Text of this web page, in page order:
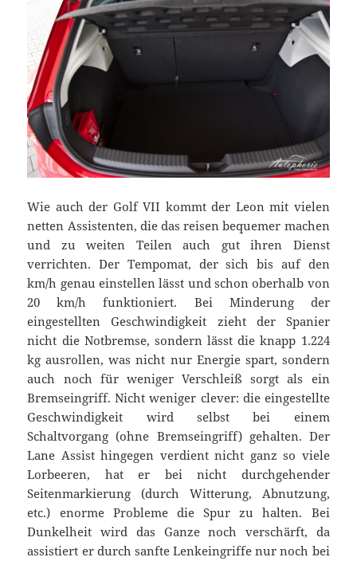
Wie auch der Golf VII kommt der Leon mit vielen
netten Assistenten, die das reisen bequemer machen
und zu weiten Teilen auch gut ihren Dienst
verrichten. Der Tempomat, der sich bis auf den
km/h genau einstellen lässt und schon oberhalb von
20 km/h funktioniert. Bei Minderung der
eingestellten Geschwindigkeit zieht der Spanier
nicht die Notbremse, sondern lässt die knapp 1.224
kg ausrollen, was nicht nur Energie spart, sondern
auch noch für weniger Verschleiß sorgt als ein
Bremseingriff. Nicht weniger clever: die eingestellte
Geschwindigkeit wird selbst bei einem
Schaltvorgang (ohne Bremseingriff) gehalten. Der
Lane Assist hingegen verdient nicht ganz so viele
Lorbeeren, hat er bei nicht durchgehender
Seitenmarkierung (durch Witterung, Abnutzung,
etc.) enorme Probleme die Spur zu halten. Bei
Dunkelheit wird das Ganze noch verschärft, da
assistiert er durch sanfte Lenkeingriffe nur noch bei